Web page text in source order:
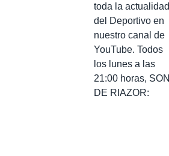
toda la actualidad
del Deportivo en
nuestro canal de
YouTube. Todos
los lunes a las
21:00 horas, SON
DE RIAZOR: